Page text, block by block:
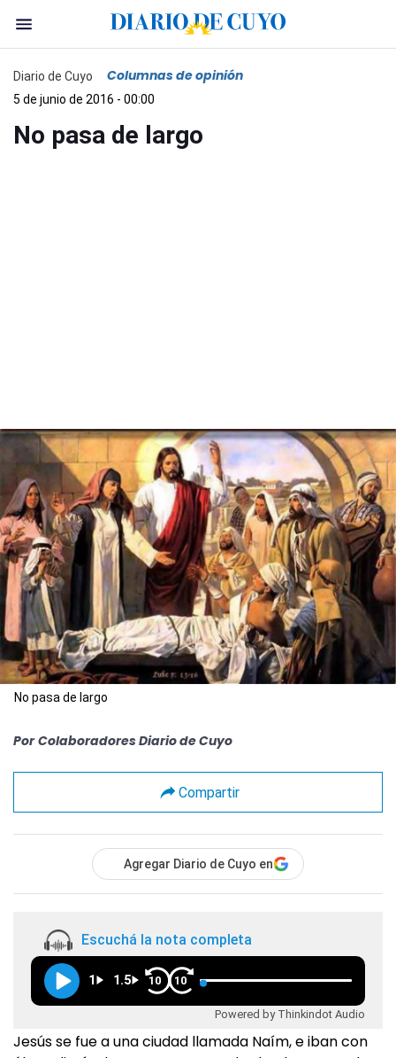
Diario de Cuyo Columnas de opinión
5 de junio de 2016 - 00:00
No pasa de largo
No pasa de largo
Por Colaboradores Diario de Cuyo
Compartir
Agregar Diario de Cuyo en
Escuchá la nota completa
1 1.5 10 10
Powered by Thinkindot Audio
Jesús se fue a una ciudad llamada Naím, e iban con